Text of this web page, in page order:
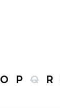
O P Q R